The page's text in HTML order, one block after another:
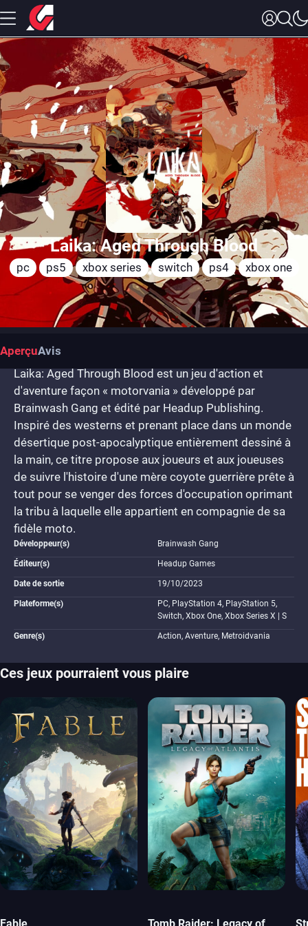
Laika: Aged Through Blood
pc ps5 xbox series switch ps4 xbox one
AperçuAvis
Laika: Aged Through Blood est un jeu d'action et
d'aventure façon « motorvania » développé par
Brainwash Gang et édité par Headup Publishing.
Inspiré des westerns et prenant place dans un monde
désertique post-apocalyptique entièrement dessiné à
la main, ce titre propose aux joueurs et aux joueuses
de suivre l'histoire d'une mère coyote guerrière prête à
tout pour se venger des forces d'occupation oprimant
la tribu à laquelle elle appartient en compagnie de sa
fidèle moto.
Développeur(s) Brainwash Gang
Éditeur(s) Headup Games
Date de sortie 19/10/2023
Plateforme(s)
PC, PlayStation 4, PlayStation 5,
Switch, Xbox One, Xbox Series X | S
Genre(s) Action, Aventure, Metroidvania
Ces jeux pourraient vous plaire